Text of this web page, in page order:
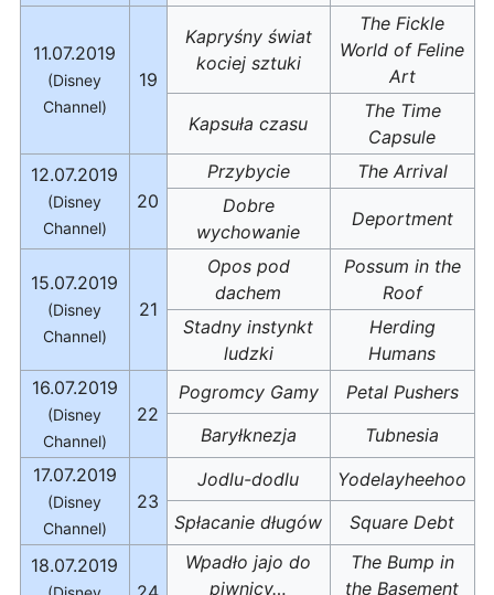
11.07.2019
(Disney
Channel)
19
Kapryśny świat
kociej sztuki
The Fickle
World of Feline
Art
Kapsuła czasu
The Time
Capsule
12.07.2019
(Disney
Channel)
20
Przybycie
The Arrival
Dobre
wychowanie
Deportment
15.07.2019
(Disney
Channel)
21
Opos pod
dachem
Possum in the
Roof
Stadny instynkt
ludzki
Herding
Humans
16.07.2019
(Disney
Channel)
22
Pogromcy Gamy
Petal Pushers
Baryłknezja
Tubnesia
17.07.2019
(Disney
Channel)
23
Jodlu-dodlu
Yodelayheehoo
Spłacanie długów
Square Debt
18.07.2019
Wpadło jajo do
piwnicy…
The Bump in
the Basement